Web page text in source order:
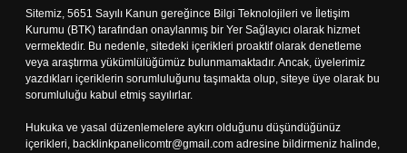
Sitemiz, 5651 Sayılı Kanun gereğince Bilgi Teknolojileri ve İletişim
Kurumu (BTK) tarafından onaylanmış bir Yer Sağlayıcı olarak hizmet
vermektedir. Bu nedenle, sitedeki içerikleri proaktif olarak denetleme
veya araştırma yükümlülüğümüz bulunmamaktadır. Ancak, üyelerimiz
yazdıkları içeriklerin sorumluluğunu taşımakta olup, siteye üye olarak bu
sorumluluğu kabul etmiş sayılırlar.
Hukuka ve yasal düzenlemelere aykırı olduğunu düşündüğünüz
içerikleri, backlinkpanelicomtr@gmail.com adresine bildirmeniz halinde,